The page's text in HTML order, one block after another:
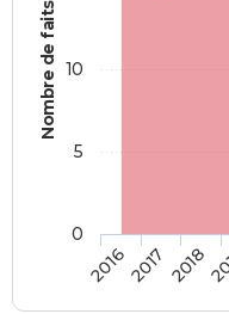
Nombre de faits
20162017 2018
0
5
10